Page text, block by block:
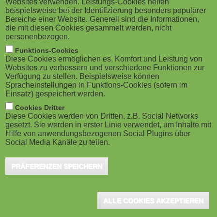
M
o
b
i
l
e
)
g
a
o
n
selbstständig lösen! ERGO Group AG hat die
VIWIS GmbH mit einem Lernprogramm "Wissen
teilen" beauftragt – ein Thema, das alle Unternehmen
angeht. Die Umsetzung ist sehr unkonventionell
ausgefallen.
Wissen aus den Unternehmenssilos und den Köpfen vieler
Experten zu extrahieren und der Organisation, den Mitarbeitern
zur Verfügung zu stellen – das ist die Herausforderung. Dieses
Wissen kann so die Basis für schnellere und zielgerichtetere
Dazu bedarf es nicht spezieller Plattformen und Tools, sondern
Websites verwenden. Leistungs-Cookies helfen
beispielsweise bei der Identifizierung besonders populärer
Bereiche einer Website. Generell sind die Informationen,
die mit diesen Cookies gesammelt werden, nicht
personenbezogen.
Funktions-Cookies
Diese Cookies ermöglichen es, Komfort und Leistung von
Websites zu verbessern und verschiedene Funktionen zur
Verfügung zu stellen. Beispielsweise können
Spracheinstellungen in Funktions-Cookies (sofern im
Einsatz) gespeichert werden.
Cookies Dritter
Diese Cookies werden von Dritten, z.B. Social Networks
gesetzt. Sie werden in erster Linie verwendet, um Inhalte mit
Hilfe von anwendungsbezogenen Social Plugins über
Social Media Kanäle zu teilen.
PRÄFERENZEN SPEICHERN
ALLE COOKIES AKZEPTIEREN